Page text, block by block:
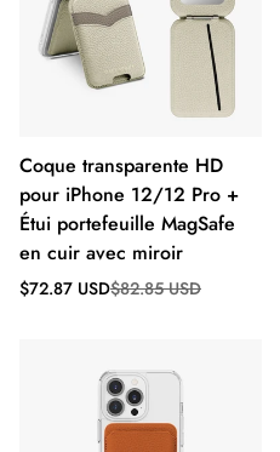
Coque transparente HD
pour iPhone 12/12 Pro +
Étui portefeuille MagSafe
en cuir avec miroir
Prix
$72.87 USD
Prix
$82.85 USD